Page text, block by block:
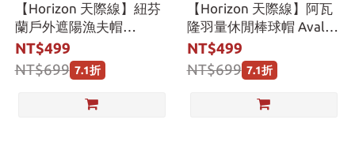
【Horizon 天際線】紐芬
蘭戶外遮陽漁夫帽
Newfoundland Boonie
Ｈat
NT$499
NT$699 7.1折
【Horizon 天際線】阿瓦
隆羽量休閒棒球帽 Avalon
Lite Cap
NT$499
NT$699 7.1折